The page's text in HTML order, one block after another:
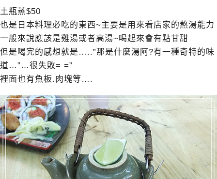
土瓶蒸$50
也是日本料理必吃的東西~主要是用來看店家的熬湯能力
一般來說應該是雞湯或者高湯~喝起來會有點甘甜
但是喝完的感想就是…..”那是什麼湯阿?有一種奇特的味
道…”…很失敗= =”
裡面也有魚板.肉塊等….